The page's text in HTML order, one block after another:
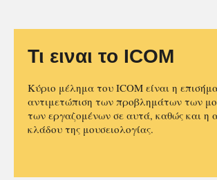
Τι ειναι το ICOM
Κύριο μέλημα του ICOM είναι η
αντιμετώπιση των προβλημάτων των
των εργαζομένων σε αυτά, καθώς και η
κλάδου της μουσειολογίας.